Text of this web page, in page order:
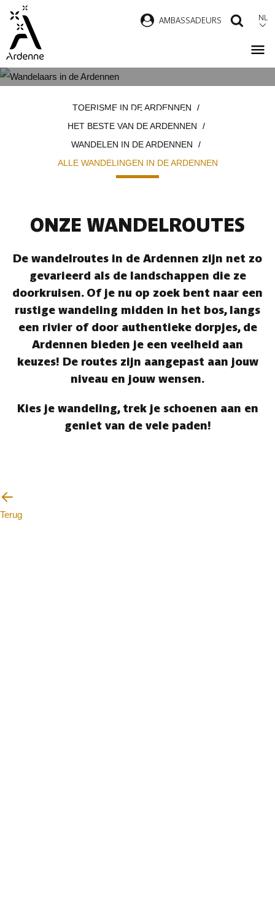
Overslaan
naar
inhoud
AMBASSADEURS NL
ARDENNEN
TOERISME IN DE ARDENNEN
HET BESTE VAN DE ARDENNEN
WANDELEN IN DE ARDENNEN
ALLE WANDELINGEN IN DE ARDENNEN
ONZE WANDELROUTES
De wandelroutes in de Ardennen zijn net zo
gevarieerd als de landschappen die ze
doorkruisen. Of je nu op zoek bent naar een
rustige wandeling midden in het bos, langs
een rivier of door authentieke dorpjes, de
Ardennen bieden je een veelheid aan
keuzes! De routes zijn aangepast aan jouw
niveau en jouw wensen.
Kies je wandeling, trek je schoenen aan en
geniet van de vele paden!
Terug